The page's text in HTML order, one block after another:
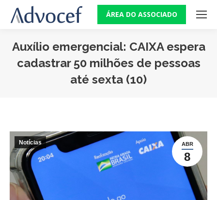
ÁREA DO ASSOCIADO
Auxílio emergencial: CAIXA espera
cadastrar 50 milhões de pessoas
até sexta (10)
ABR
8
Notícias